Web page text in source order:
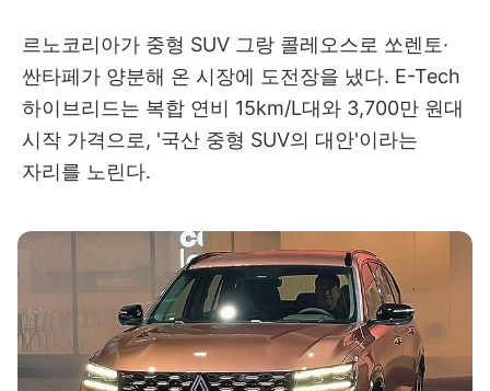
르노코리아가 중형 SUV 그랑 콜레오스로 쏘렌토·
싼타페가 양분해 온 시장에 도전장을 냈다. E-Tech
하이브리드는 복합 연비 15km/L대와 3,700만 원대
시작 가격으로, '국산 중형 SUV의 대안'이라는
자리를 노린다.